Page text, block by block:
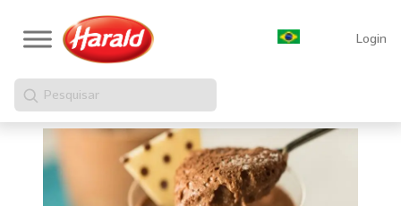
Login
Pesquisar